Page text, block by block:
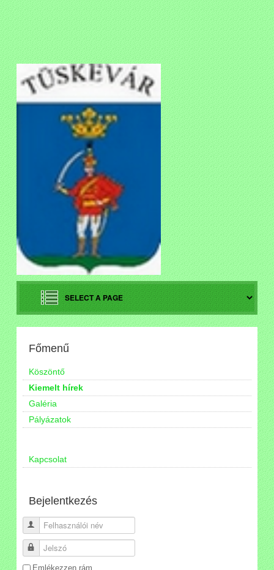
Főmenű
Köszöntő
Kiemelt hírek
Galéria
Pályázatok
Kapcsolat
Bejelentkezés
Felhasználói név
Jelszó
Emlékezzen rám